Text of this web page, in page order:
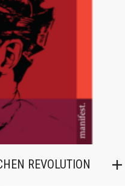
REVOLUTION